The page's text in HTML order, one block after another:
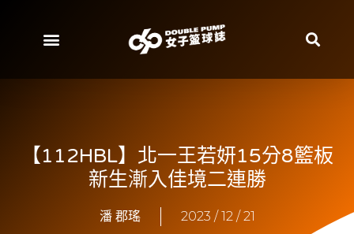
【112HBL】北一王若妍15分8籃板
新生漸入佳境二連勝
潘 郡瑤 2023 / 12 / 21